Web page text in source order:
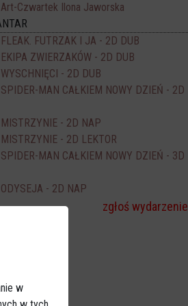
Art-Czwartek Ilona Jaworska
FLEAK. FUTRZAK I JA - 2D DUB
EKIPA ZWIERZAKÓW - 2D DUB
WYSCHNIĘCI - 2D DUB
SPIDER-MAN CAŁKIEM NOWY DZIEŃ - 2D
MISTRZYNIE - 2D NAP
MISTRZYNIE - 2D LEKTOR
SPIDER-MAN CAŁKIEM NOWY DZIEŃ - 3D
ODYSEJA - 2D NAP
zgłoś wydarzenie
w